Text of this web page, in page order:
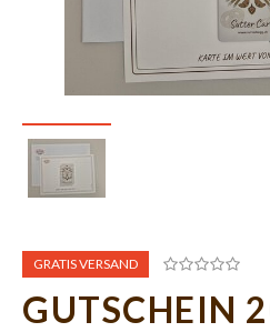
GRATIS VERSAND
GUTSCHEIN